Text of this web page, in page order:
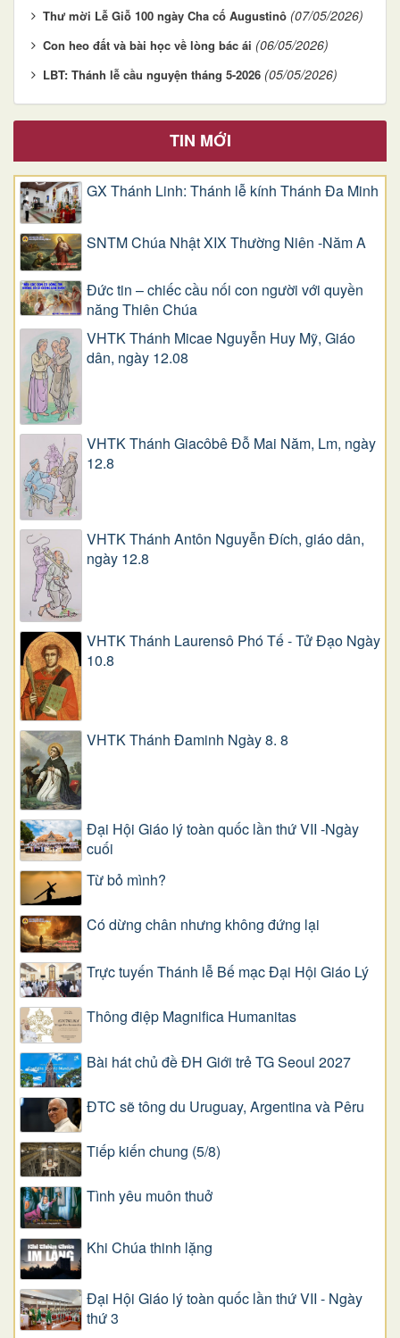
Thư mời Lễ Giỗ 100 ngày Cha cố Augustinô (07/05/2026)
Con heo đất và bài học về lòng bác ái (06/05/2026)
LBT: Thánh lễ cầu nguyện tháng 5-2026 (05/05/2026)
TIN MỚI
GX Thánh Linh: Thánh lễ kính Thánh Đa Minh
SNTM Chúa Nhật XIX Thường Niên -Năm A
Đức tin – chiếc cầu nối con người với quyền
năng Thiên Chúa
VHTK Thánh Micae Nguyễn Huy Mỹ, Giáo
dân, ngày 12.08
VHTK Thánh Giacôbê Ðỗ Mai Năm, Lm, ngày
12.8
VHTK Thánh Antôn Nguyễn Ðích, giáo dân,
ngày 12.8
VHTK Thánh Laurensô Phó Tế - Tử Đạo Ngày
10.8
VHTK Thánh Đaminh Ngày 8. 8
Đại Hội Giáo lý toàn quốc lần thứ VII -Ngày
cuối
Từ bỏ mình?
Có dừng chân nhưng không đứng lại
Trực tuyến Thánh lễ Bế mạc Đại Hội Giáo Lý
Thông điệp Magnifica Humanitas
Bài hát chủ đề ĐH Giới trẻ TG Seoul 2027
ĐTC sẽ tông du Uruguay, Argentina và Pêru
Tiếp kiến chung (5/8)
Tình yêu muôn thuở
Khi Chúa thinh lặng
Đại Hội Giáo lý toàn quốc lần thứ VII - Ngày
thứ 3